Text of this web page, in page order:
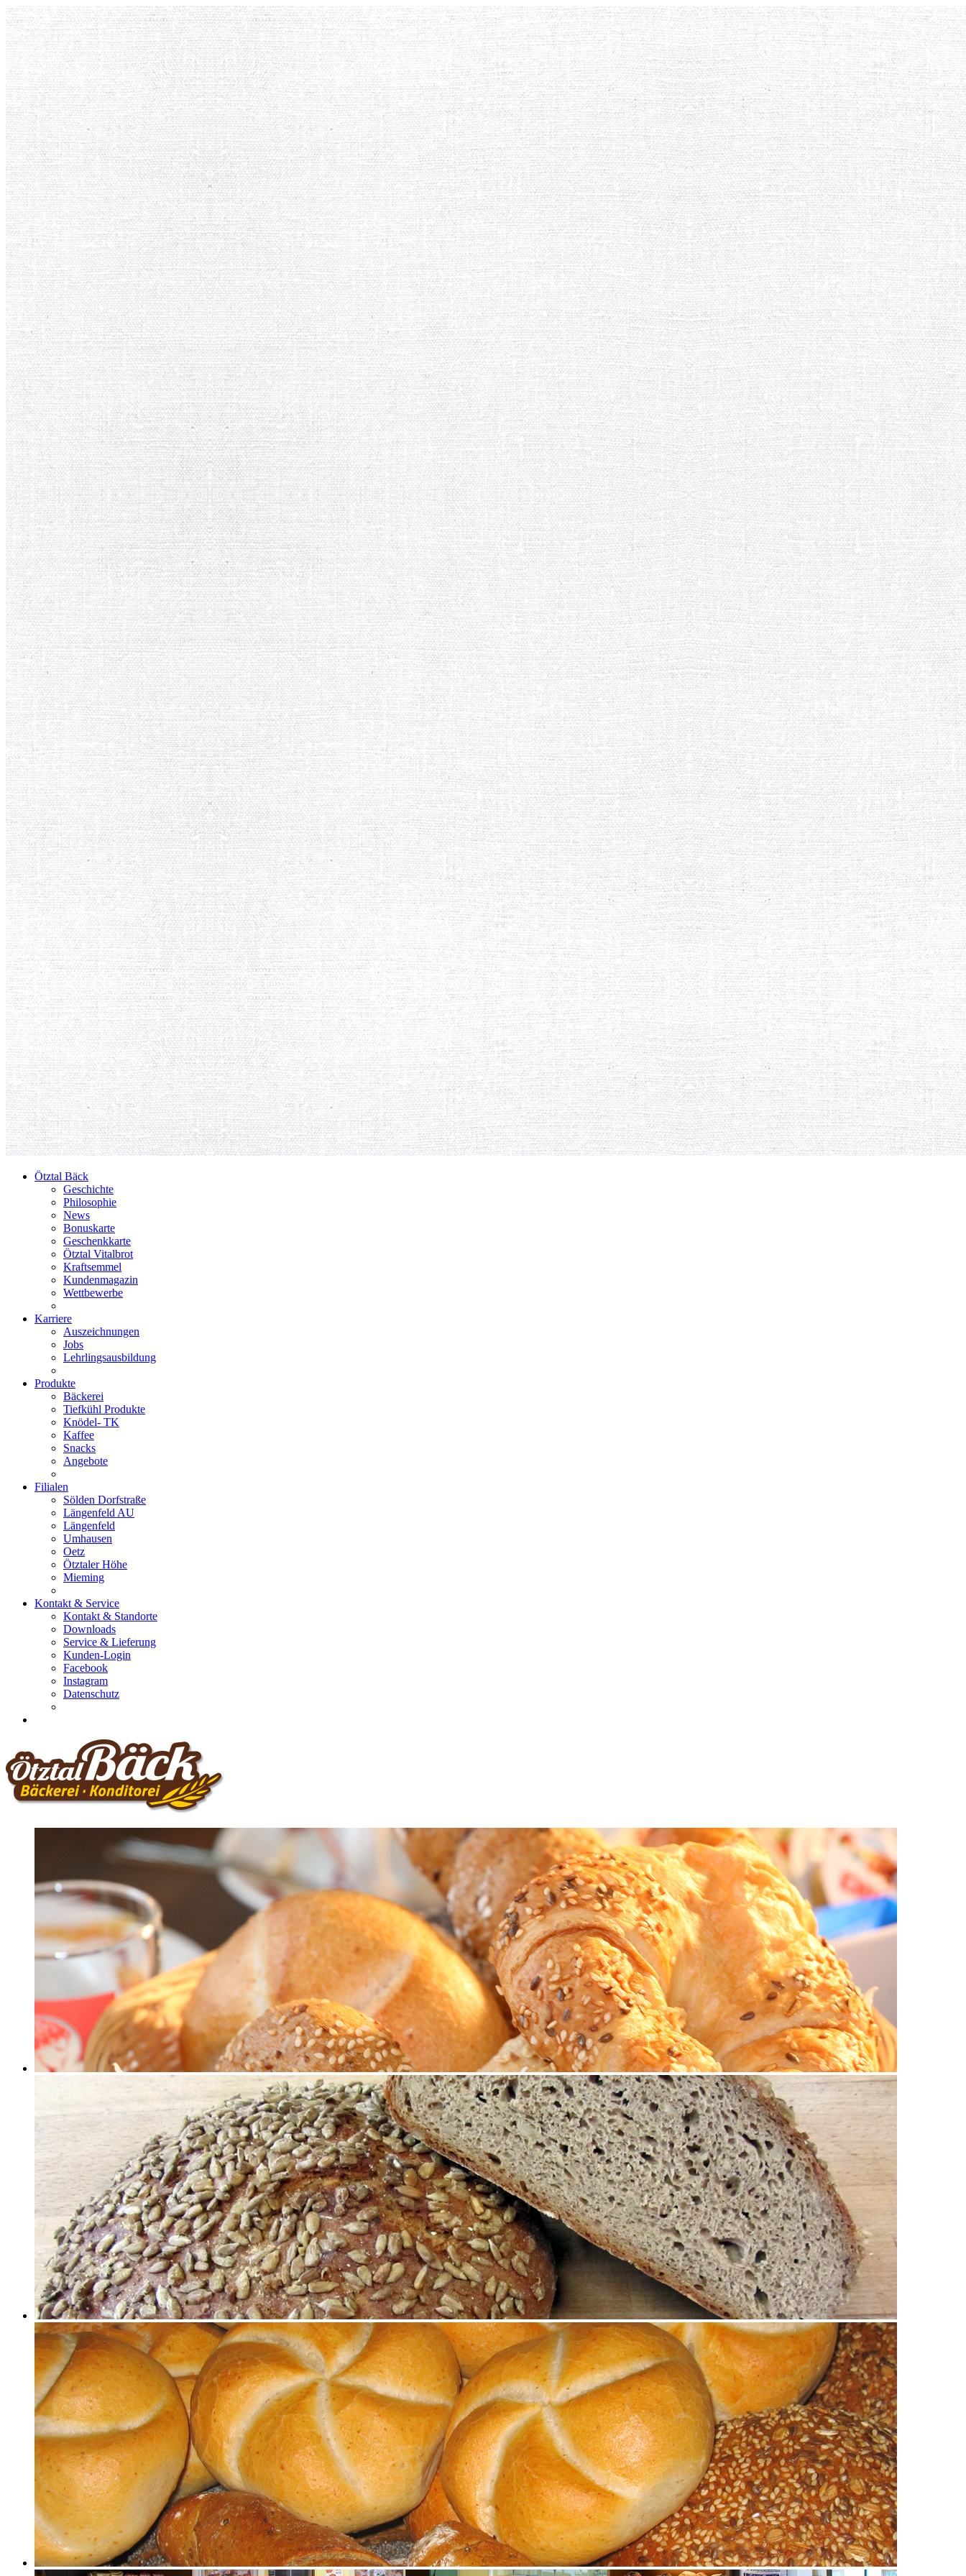
Ötztal Bäck
Geschichte
Philosophie
News
Bonuskarte
Geschenkkarte
Ötztal Vitalbrot
Kraftsemmel
Kundenmagazin
Wettbewerbe
Karriere
Auszeichnungen
Jobs
Lehrlingsausbildung
Produkte
Bäckerei
Tiefkühl Produkte
Knödel- TK
Kaffee
Snacks
Angebote
Filialen
Sölden Dorfstraße
Längenfeld AU
Längenfeld
Umhausen
Oetz
Ötztaler Höhe
Mieming
Kontakt & Service
Kontakt & Standorte
Downloads
Service & Lieferung
Kunden-Login
Facebook
Instagram
Datenschutz